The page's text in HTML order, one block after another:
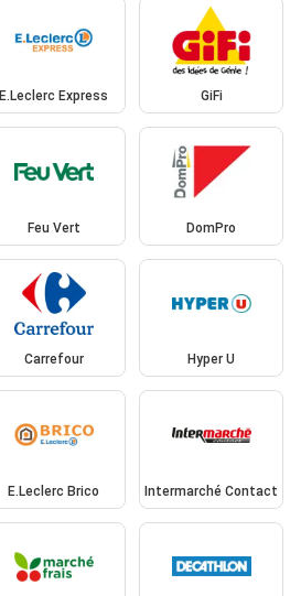
E.Leclerc Express GiFi
Feu Vert DomPro
Carrefour Hyper U
E.Leclerc Brico Intermarché Contact